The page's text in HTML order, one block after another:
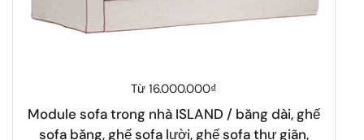
Giá thông thường
Từ 16.000.000₫
Module sofa trong nhà ISLAND / băng dài, ghế
sofa băng, ghế sofa lười, ghế sofa thư giãn,